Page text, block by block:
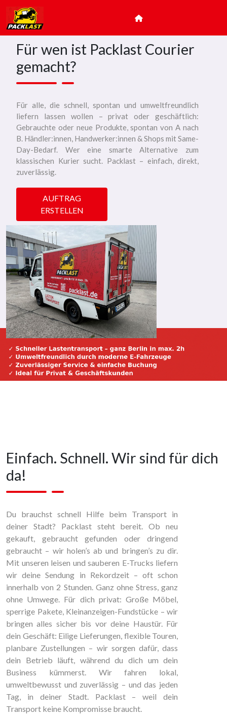
Für wen ist Packlast Courier
gemacht?
Für alle, die schnell, spontan und umweltfreundlich
liefern lassen wollen – privat oder geschäftlich:
Gebrauchte oder neue Produkte, spontan von A nach
B. Händler:innen, Handwerker:innen & Shops mit Same-
Day-Bedarf. Wer eine smarte Alternative zum
klassischen Kurier sucht. Packlast – einfach, direkt,
zuverlässig.
AUFTRAG
ERSTELLEN
Einfach. Schnell. Wir sind für dich
da!
Du brauchst schnell Hilfe beim Transport in
deiner Stadt? Packlast steht bereit. Ob neu
gekauft, gebraucht gefunden oder dringend
gebraucht – wir holen’s ab und bringen’s zu dir.
Mit unseren leisen und sauberen E-Trucks liefern
wir deine Sendung in Rekordzeit – oft schon
innerhalb von 2 Stunden. Ganz ohne Stress, ganz
ohne Umwege. Für dich privat: Große Möbel,
sperrige Pakete, Kleinanzeigen-Fundstücke – wir
bringen alles sicher bis vor deine Haustür. Für
dein Geschäft: Eilige Lieferungen, flexible Touren,
planbare Zustellungen – wir sorgen dafür, dass
dein Betrieb läuft, während du dich um dein
Business kümmerst. Wir fahren lokal,
umweltbewusst und zuverlässig – und das jeden
Tag, in deiner Stadt. Packlast – weil dein
Transport keine Kompromisse braucht.